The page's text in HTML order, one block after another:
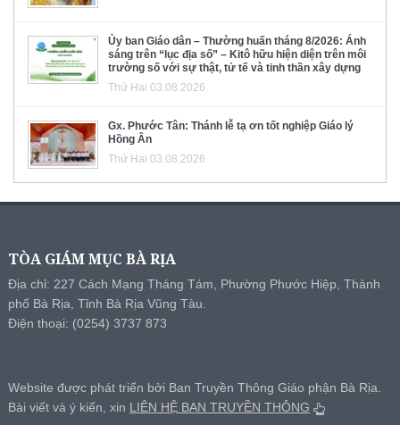
Ủy ban Giáo dân – Thường huấn tháng 8/2026: Ánh
sáng trên “lục địa số” – Kitô hữu hiện diện trên môi
trường số với sự thật, tử tế và tinh thần xây dựng
Thứ Hai 03.08.2026
Gx. Phước Tân: Thánh lễ tạ ơn tốt nghiệp Giáo lý
Hồng Ân
Thứ Hai 03.08.2026
TÒA GIÁM MỤC BÀ RỊA
Địa chỉ: 227 Cách Mạng Tháng Tám, Phường Phước Hiệp, Thành
phố Bà Rịa, Tỉnh Bà Rịa Vũng Tàu.
Điện thoại: (0254) 3737 873
Website được phát triển bởi Ban Truyền Thông Giáo phận Bà Rịa.
Bài viết và ý kiến, xin LIÊN HỆ BAN TRUYỀN THÔNG